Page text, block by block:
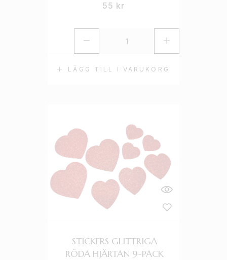
LÄGG TILL I VARUKORG
55 kr
STICKERS GLITTRIGA
RÖDA HJÄRTAN 9-PACK